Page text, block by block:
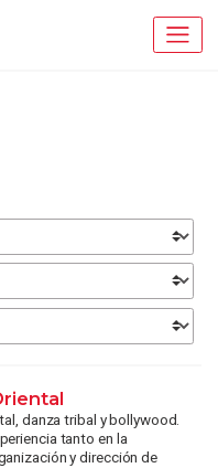
danza tribal y bollywood.
tanto en la
y dirección de